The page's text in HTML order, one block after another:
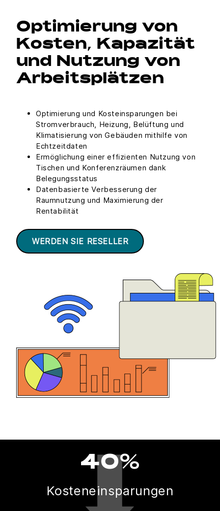
Optimierung von
Kosten, Kapazität
und Nutzung von
Arbeitsplätzen
Optimierung und Kosteinsparungen bei
Stromverbrauch, Heizung, Belüftung und
Klimatisierung von Gebäuden mithilfe von
Echtzeitdaten
Ermöglichung einer effizienten Nutzung von
Tischen und Konferenzräumen dank
Belegungsstatus
Datenbasierte Verbesserung der
Raumnutzung und Maximierung der
Rentabilität
WERDEN SIE RESELLER
40%
Kosteneinsparungen